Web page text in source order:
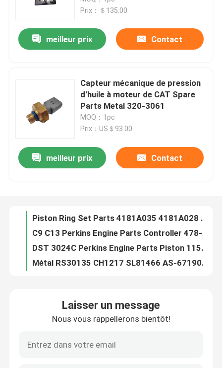
Produits
Contrôle de qualité
Contactez-nous
Prix：＄135.00
meilleur prix Contact
Capteur mécanique de pression
d'huile à moteur de CAT Spare
Parts Metal 320-3061
MOQ：1pc
Prix：US＄93.00
meilleur prix Contact
Piston Ring Set Parts 4181A035 4181A028 4222723M91 de moteur diesel
Le revêtement diesel d'OE52921 Perkins Engine Parts Cylinde r a adapté aux besoins du client
Le moteur de démarreur diesel adapté aux besoins du client de générateur partie le moteur T400268
Laisser un message
Nous vous rappellerons bientôt!